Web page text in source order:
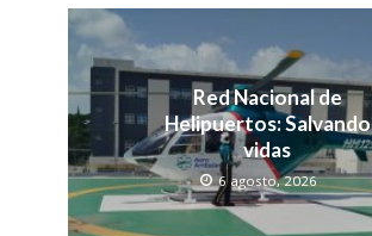
Red Nacional de
Helipuertos: Salvando
vidas
6 agosto, 2026